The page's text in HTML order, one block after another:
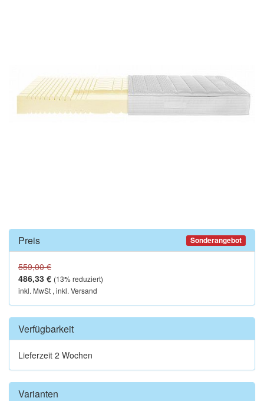
Preis Sonderangebot
559,00 €
486,33 € (13% reduziert)
inkl. MwSt , inkl. Versand
Verfügbarkeit
Lieferzeit 2 Wochen
Varianten